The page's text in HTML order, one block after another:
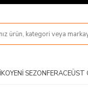
YENI SEZONFERACEÜST